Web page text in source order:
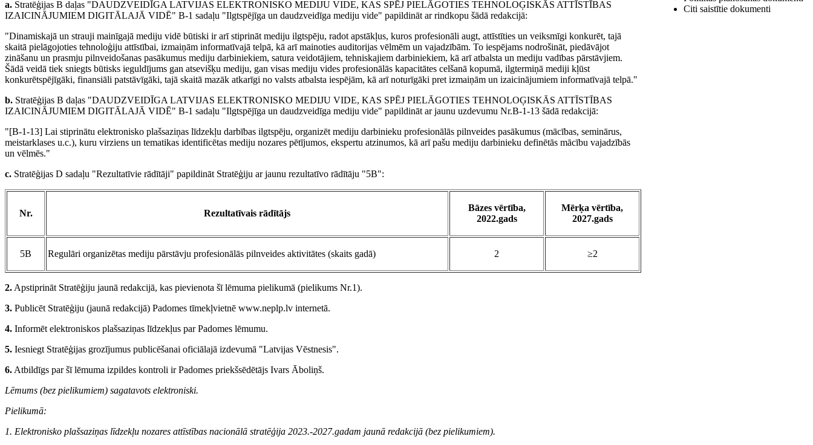
a. Stratēģijas B daļas "DAUDZVEIDĪGA LATVIJAS ELEKTRONISKO MEDIJU VIDE, KAS SPĒJ PIELĀGOTIES TEHNOLOĢISKĀS ATTĪSTĪBAS
IZAICINĀJUMIEM DIGITĀLAJĀ VIDĒ" B-1 sadaļu "Ilgtspējīga un daudzveidīga mediju vide" papildināt ar rindkopu šādā redakcijā:
"Dinamiskajā un strauji mainīgajā mediju vidē būtiski ir arī stiprināt mediju ilgtspēju, radot apstākļus, kuros profesionāli augt, attīstīties un veiksmīgi konkurēt, tajā
skaitā pielāgojoties tehnoloģiju attīstībai, izmaiņām informatīvajā telpā, kā arī mainoties auditorijas vēlmēm un vajadzībām. To iespējams nodrošināt, piedāvājot
zināšanu un prasmju pilnveidošanas pasākumus mediju darbiniekiem, satura veidotājiem, tehniskajiem darbiniekiem, kā arī atbalsta un mediju vadības pārstāvjiem.
Šādā veidā tiek sniegts būtisks ieguldījums gan atsevišķu mediju, gan visas mediju vides profesionālās kapacitātes celšanā kopumā, ilgtermiņā mediji kļūst
konkurētspējīgāki, finansiāli patstāvīgāki, tajā skaitā mazāk atkarīgi no valsts atbalsta iespējām, kā arī noturīgāki pret izmaiņām un izaicinājumiem informatīvajā telpā."
b. Stratēģijas B daļas "DAUDZVEIDĪGA LATVIJAS ELEKTRONISKO MEDIJU VIDE, KAS SPĒJ PIELĀGOTIES TEHNOLOĢISKĀS ATTĪSTĪBAS
IZAICINĀJUMIEM DIGITĀLAJĀ VIDĒ" B-1 sadaļu "Ilgtspējīga un daudzveidīga mediju vide" papildināt ar jaunu uzdevumu Nr.B-1-13 šādā redakcijā:
"[B-1-13] Lai stiprinātu elektronisko plašsaziņas līdzekļu darbības ilgtspēju, organizēt mediju darbinieku profesionālās pilnveides pasākumus (mācības, seminārus,
meistarklases u.c.), kuru virziens un tematikas identificētas mediju nozares pētījumos, ekspertu atzinumos, kā arī pašu mediju darbinieku definētās mācību vajadzībās
un vēlmēs."
c. Stratēģijas D sadaļu "Rezultatīvie rādītāji" papildināt Stratēģiju ar jaunu rezultatīvo rādītāju "5B":
Nr. Rezultatīvais rādītājs
Bāzes vērtība,
2022.gads
Mērķa vērtība,
2027.gads
5B Regulāri organizētas mediju pārstāvju profesionālās pilnveides aktivitātes (skaits gadā) 2 ≥2
2.Apstiprināt Stratēģiju jaunā redakcijā, kas pievienota šī lēmuma pielikumā (pielikums Nr.1).
3. Publicēt Stratēģiju (jaunā redakcijā) Padomes tīmekļvietnē www.neplp.lv internetā.
4. Informēt elektroniskos plašsaziņas līdzekļus par Padomes lēmumu.
5. Iesniegt Stratēģijas grozījumus publicēšanai oficiālajā izdevumā "Latvijas Vēstnesis".
6.Atbildīgs par šī lēmuma izpildes kontroli ir Padomes priekšsēdētājs Ivars Āboliņš.
Lēmums (bez pielikumiem) sagatavots elektroniski.
Pielikumā:
1. Elektronisko plašsaziņas līdzekļu nozares attīstības nacionālā stratēģija 2023.-2027.gadam jaunā redakcijā (bez pielikumiem).
Citi saistītie dokumenti